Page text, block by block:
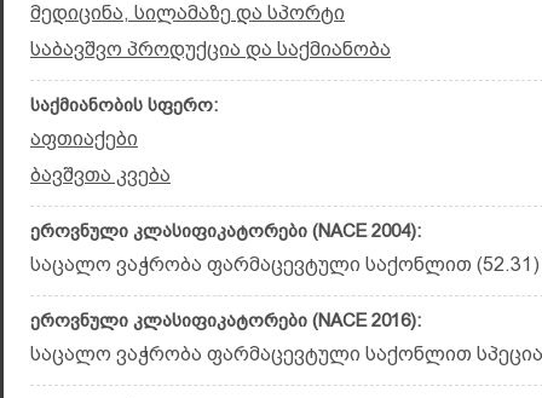
მედიცინა, სილამაზე და სპორტი
საბავშვო პროდუქცია და საქმიანობა
საქმიანობის სფერო:
აფთიაქები
ბავშვთა კვება
ეროვნული კლასიფიკატორები (NACE 2004):
საცალო ვაჭრობა ფარმაცევტული საქონლით (52.31)
ეროვნული კლასიფიკატორები (NACE 2016):
საცალო ვაჭრობა ფარმაცევტული საქონლით